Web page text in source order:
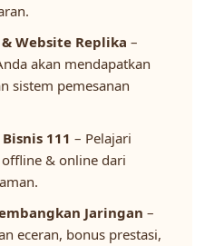
Website Replika –
akan mendapatkan
sistem pemesanan
111 – Pelajari
& online dari
Jaringan –
eceran, bonus prestasi,